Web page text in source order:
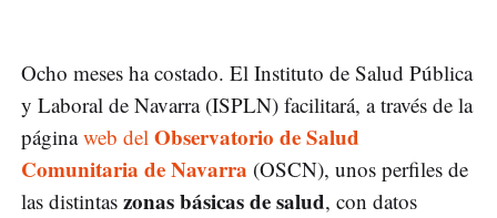
Ocho meses ha costado. El Instituto de Salud Pública
y Laboral de Navarra (ISPLN) facilitará, a través de la
páginaweb del Observatorio de Salud
Comunitaria de Navarra (OSCN), unos perfiles de
las distintas zonas básicas de salud, con datos